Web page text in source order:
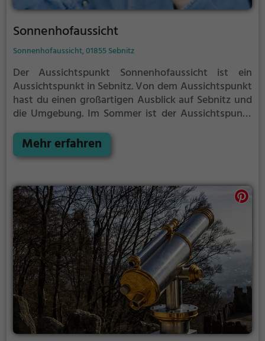
Sonnenhofaussicht
Sonnenhofaussicht, 01855 Sebnitz
Der Aussichtspunkt Sonnenhofaussicht ist ein
Aussichtspunkt in Sebnitz.Von dem Aussichtspunkt
hast du einen großartigen Ausblick auf Sebnitz und
die Umgebung. Im Sommer ist der Aussichtspunkt
Familienausflüge, Wanderungen oder zum
Picknicken und lockt an warmen und sonnigen
Mehr erfahren